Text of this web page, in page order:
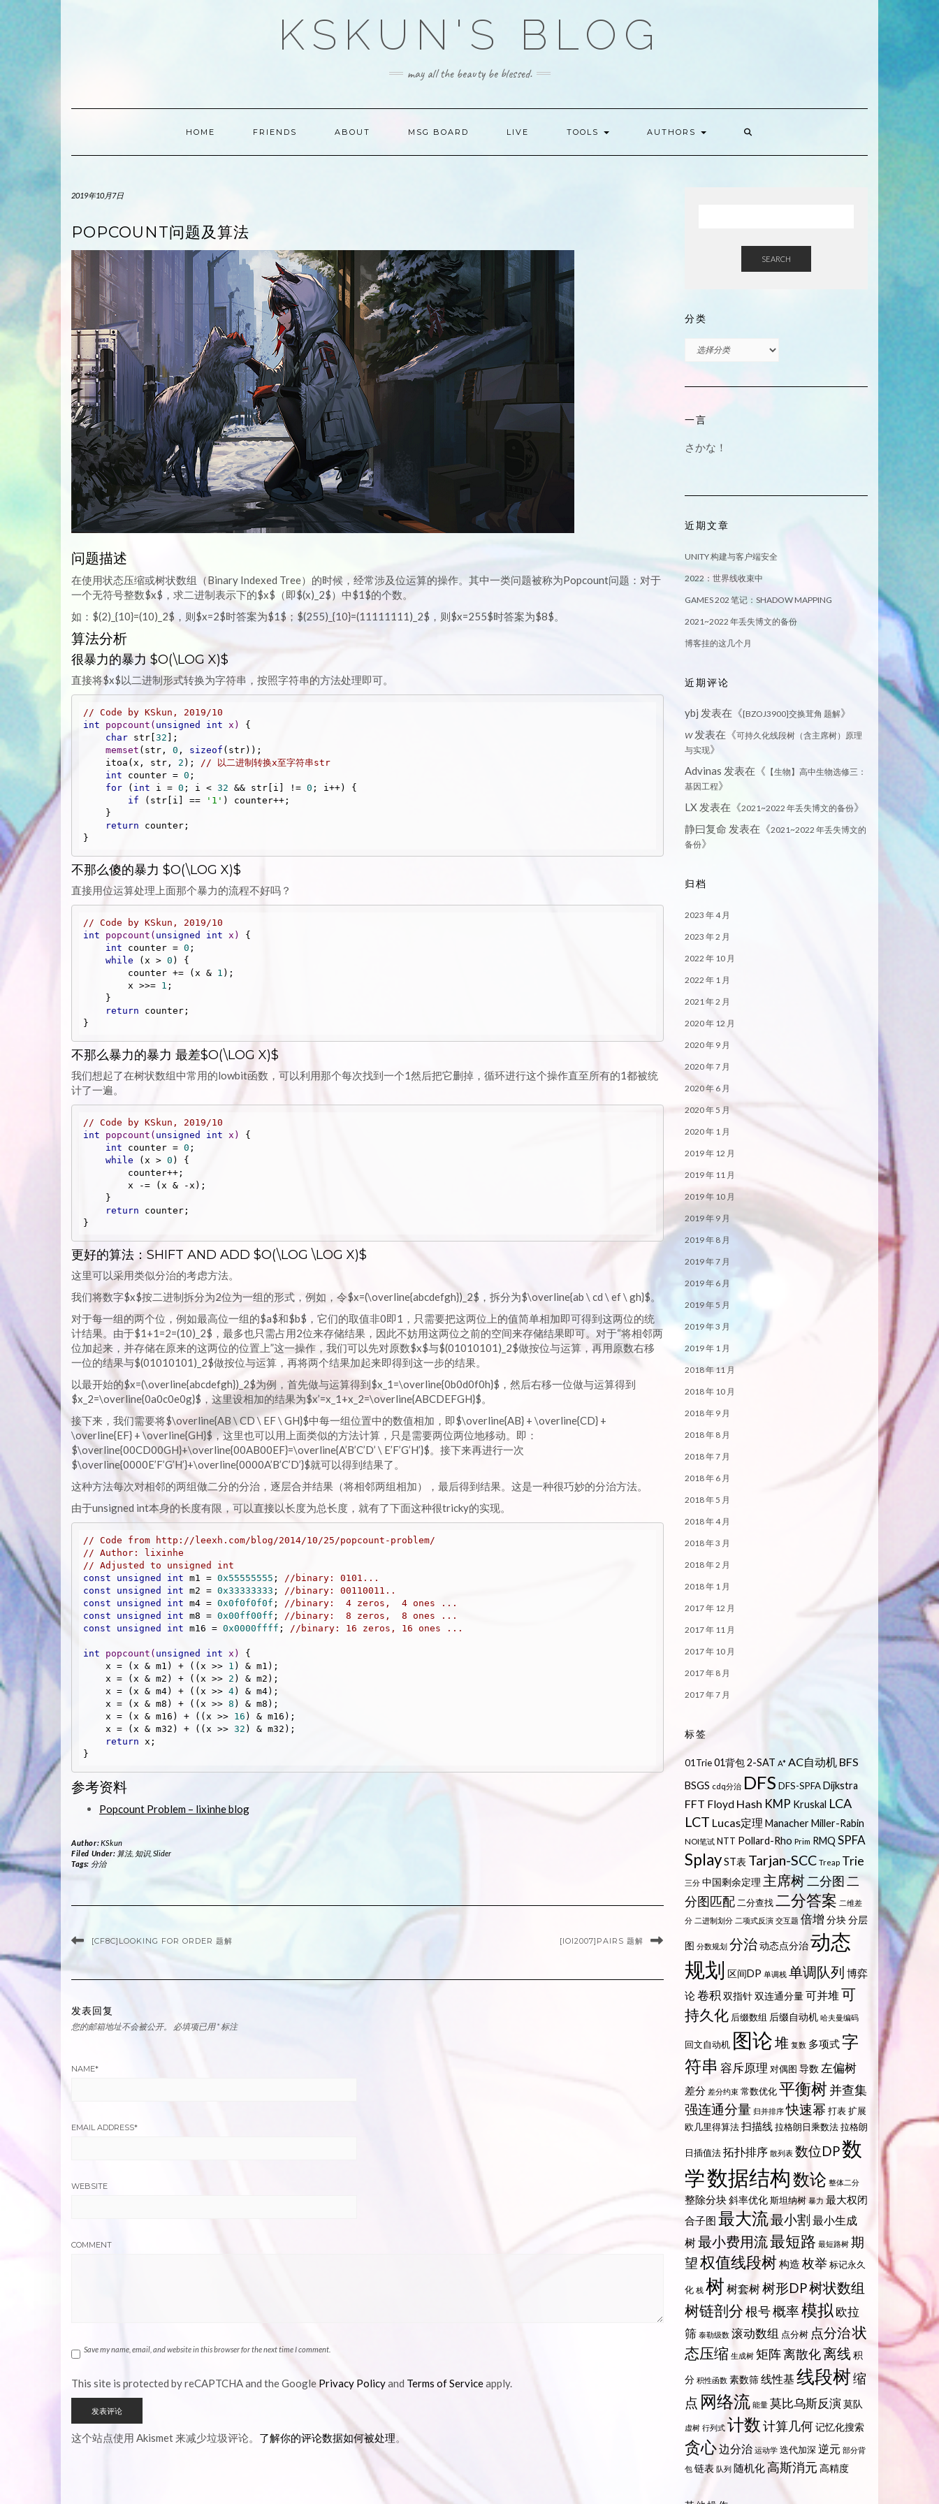
KSKUN'S BLOG
may all the beauty be blessed.
HOME FRIENDS ABOUT MSG BOARD LIVE TOOLS AUTHORS
2019年10月7日
POPCOUNT问题及算法
问题描述
在使用状态压缩或树状数组（Binary Indexed Tree）的时候，经常涉及位运算的操作。其中一类问题被称为Popcount问题：对于
一个无符号整数$x$，求二进制表示下的$x$（即$(x)_2$）中$1$的个数。
如：$(2)_{10}=(10)_2$，则$x=2$时答案为$1$；$(255)_{10}=(11111111)_2$，则$x=255$时答案为$8$。
算法分析
很暴力的暴力 $O(\LOG X)$
直接将$x$以二进制形式转换为字符串，按照字符串的方法处理即可。
// Code by KSkun, 2019/10
int
popcount ( unsigned int x)
{
char str[ 32 ];
memset (str, 0 , sizeof (str));
    itoa(x, str,
2 ); // 以二进制转换x至字符串str
int counter = 0 ;
for ( int i = 0 ; i < 32 && str[i] != 0 ; i++) {
if (str[i] == '1' ) counter++;
return counter;
}
不那么傻的暴力 $O(\LOG X)$
直接用位运算处理上面那个暴力的流程不好吗？
// Code by KSkun, 2019/10
int
popcount ( unsigned int x)
{
int counter = 0 ;
while (x > 0 ) {
        counter += (x &
1 );
        x >>=
1 ;
return counter;
}
不那么暴力的暴力 最差$O(\LOG X)$
我们想起了在树状数组中常用的lowbit函数，可以利用那个每次找到一个1然后把它删掉，循环进行这个操作直至所有的1都被统
计了一遍。
// Code by KSkun, 2019/10
int
popcount ( unsigned int x)
{
int counter = 0 ;
while (x > 0 ) {
return counter;
}
更好的算法：SHIFT AND ADD $O(\LOG \LOG X)$
这里可以采用类似分治的考虑方法。
我们将数字$x$按二进制拆分为2位为一组的形式，例如，令$x=(\overline{abcdefgh})_2$，拆分为$\overline{ab \ cd \ ef \ gh}$。
对于每一组的两个位，例如最高位一组的$a$和$b$，它们的取值非0即1，只需要把这两位上的值简单相加即可得到这两位的统
计结果。由于$1+1=2=(10)_2$，最多也只需占用2位来存储结果，因此不妨用这两位之前的空间来存储结果即可。对于“将相邻两
位加起来，并存储在原来的这两位的位置上”这一操作，我们可以先对原数$x$与$(01010101)_2$做按位与运算，再用原数右移
一位的结果与$(01010101)_2$做按位与运算，再将两个结果加起来即得到这一步的结果。
以最开始的$x=(\overline{abcdefgh})_2$为例，首先做与运算得到$x_1=\overline{0b0d0f0h}$，然后右移一位做与运算得到
$x_2=\overline{0a0c0e0g}$，这里设相加的结果为$x’=x_1+x_2=\overline{ABCDEFGH}$。
接下来，我们需要将$\overline{AB \ CD \ EF \ GH}$中每一组位置中的数值相加，即$\overline{AB} + \overline{CD} +
\overline{EF} + \overline{GH}$，这里也可以用上面类似的方法计算，只是需要两位两位地移动。即：
$\overline{00CD00GH}+\overline{00AB00EF}=\overline{A’B’C’D’ \ E’F’G’H’}$。接下来再进行一次
$\overline{0000E’F’G’H’}+\overline{0000A’B’C’D’}$就可以得到结果了。
这种方法每次对相邻的两组做二分的分治，逐层合并结果（将相邻两组相加），最后得到结果。这是一种很巧妙的分治方法。
由于unsigned int本身的长度有限，可以直接以长度为总长度，就有了下面这种很tricky的实现。
// Code from http://leexh.com/blog/2014/10/25/popcount-problem/
// Author: lixinhe
// Adjusted to unsigned int
const
unsigned int m1 = 0x55555555 ; //binary: 0101...
const
unsigned int m2 = 0x33333333 ; //binary: 00110011..
const
unsigned int m4 = 0x0f0f0f0f ; //binary:  4 zeros,  4 ones ...
const
unsigned int m8 = 0x00ff00ff ; //binary:  8 zeros,  8 ones ...
const
unsigned int m16 = 0x0000ffff ; //binary: 16 zeros, 16 ones ...
int popcount ( unsigned int x)
{
    x = (x & m1) + ((x >>
1 ) & m1);
    x = (x & m2) + ((x >>
2 ) & m2);
    x = (x & m4) + ((x >>
4) & m4);
    x = (x & m8) + ((x >>
8 ) & m8);
    x = (x & m16) + ((x >>
16 ) & m16);
    x = (x & m32) + ((x >>
32 ) & m32);
return x;
}
参考资料
Popcount Problem – lixinhe blog
Author:KSkun
Filed Under: 算法, 知识, Slider
Tags: 分治
[CF8C]LOOKING FOR ORDER 题解 [IOI2007]PAIRS 题解
发表回复
您的邮箱地址不会被公开。 必填项已用*标注
NAME*
EMAIL ADDRESS*
WEBSITE
COMMENT
Save my name, email, and website in this browser for the next time I comment.
This site is protected by reCAPTCHA and the Google Privacy Policyand Terms of Serviceapply.
这个站点使用 Akismet 来减少垃圾评论。 了解你的评论数据如何被处理。
SEARCH
分类
一言
さかな！
近期文章
UNITY 构建与客户端安全
2022：世界线收束中
GAMES 202 笔记：SHADOW MAPPING
2021~2022 年丢失博文的备份
博客挂的这几个月
近期评论
ybj 发表在《[BZOJ3900]交换茸角 题解》
W发表在《可持久化线段树（含主席树）原理
与实现》
Advinas 发表在《 【生物】高中生物选修三：
基因工程》
LX 发表在《2021~2022 年丢失博文的备份》
静曰复命 发表在《2021~2022 年丢失博文的
备份》
归档
2023 年 4 月
2023 年 2 月
2022 年 10 月
2022 年 1 月
2021 年 2 月
2020 年 12 月
2020 年 9 月
2020 年 7 月
2020 年 6 月
2020 年 5 月
2020 年 1 月
2019 年 12 月
2019 年 11 月
2019 年 10 月
2019 年 9 月
2019 年 8 月
2019 年 7 月
2019 年 6 月
2019 年 5 月
2019 年 3 月
2019 年 1 月
2018 年 11 月
2018 年 10 月
2018 年 9 月
2018 年 8 月
2018 年 7 月
2018 年 6 月
2018 年 5 月
2018 年 4 月
2018 年 3 月
2018 年 2 月
2018 年 1 月
2017 年 12 月
2017 年 11 月
2017 年 10 月
2017 年 8 月
2017 年 7 月
标签
01Trie 01背包 2-SAT A* AC自动机 BFS
BSGS cdq分治 DFS DFS-SPFA Dijkstra
FFT Floyd Hash KMP Kruskal LCA
LCT Lucas定理 Manacher Miller-Rabin
NOI笔试 NTT Pollard-Rho Prim RMQ SPFA
Splay ST表 Tarjan-SCC Treap Trie
三分 中国剩余定理 主席树 二分图 二
分图匹配 二分查找 二分答案 二维差
分 二进制划分 二项式反演 交互题 倍增 分块 分层
图 分数规划 分治 动态点分治 动态
规划 区间DP 单调栈 单调队列 博弈
论卷积 双指针 双连通分量 可并堆可
持久化 后缀数组 后缀自动机 哈夫曼编码
回文自动机 图论堆 复数 多项式字
符串 容斥原理 对偶图 导数 左偏树
差分 差分约束 常数优化 平衡树 并查集
强连通分量 归并排序 快速幂 打表 扩展
欧几里得算法 扫描线 拉格朗日乘数法 拉格朗
日插值法 拓扑排序 散列表 数位DP数
学数据结构数论 整体二分
整除分块 斜率优化 斯坦纳树 暴力 最大权闭
合子图 最大流最小割 最小生成
树最小费用流最短路 最短路树 期
望权值线段树构造 枚举 标记永久
化 栈 树 树套树树形DP树状数组
树链剖分根号概率模拟 欧拉
筛 泰勒级数 滚动数组 点分树 点分治状
态压缩 生成树 矩阵离散化离线 积
分 积性函数 素数筛 线性基 线段树缩
点 网络流 能量 莫比乌斯反演 莫队
虚树 行列式 计数计算几何 记忆化搜索
贪心边分治 运动学 迭代加深 逆元 部分背
包 链表 队列 随机化高斯消元 高精度